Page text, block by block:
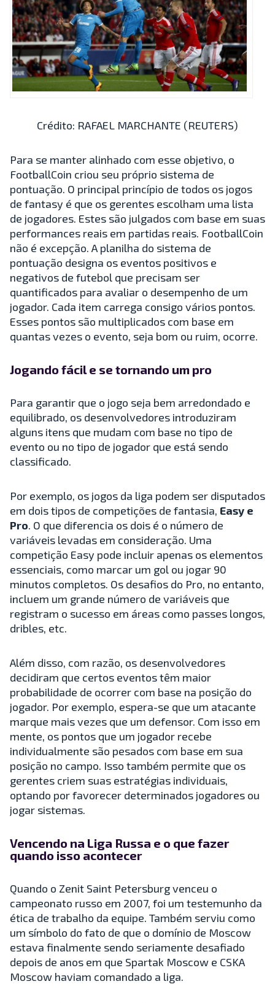
Crédito: RAFAEL MARCHANTE (REUTERS)
Para se manter alinhado com esse objetivo, o
FootballCoin criou seu próprio sistema de
pontuação. O principal princípio de todos os jogos
de fantasy é que os gerentes escolham uma lista
de jogadores. Estes são julgados com base em suas
performances reais em partidas reais. FootballCoin
não é excepção. A planilha do sistema de
pontuação designa os eventos positivos e
negativos de futebol que precisam ser
quantificados para avaliar o desempenho de um
jogador. Cada item carrega consigo vários pontos.
Esses pontos são multiplicados com base em
quantas vezes o evento, seja bom ou ruim, ocorre.
Jogando fácil e se tornando um pro
Para garantir que o jogo seja bem arredondado e
equilibrado, os desenvolvedores introduziram
alguns itens que mudam com base no tipo de
evento ou no tipo de jogador que está sendo
classificado.
Por exemplo, os jogos da liga podem ser disputados
em dois tipos de competições de fantasia, Easy e
Pro. O que diferencia os dois é o número de
variáveis levadas em consideração. Uma
competição Easy pode incluir apenas os elementos
essenciais, como marcar um gol ou jogar 90
minutos completos. Os desafios do Pro, no entanto,
incluem um grande número de variáveis que
registram o sucesso em áreas como passes longos,
dribles, etc.
Além disso, com razão, os desenvolvedores
decidiram que certos eventos têm maior
probabilidade de ocorrer com base na posição do
jogador. Por exemplo, espera-se que um atacante
marque mais vezes que um defensor. Com isso em
mente, os pontos que um jogador recebe
individualmente são pesados com base em sua
posição no campo. Isso também permite que os
gerentes criem suas estratégias individuais,
optando por favorecer determinados jogadores ou
jogar sistemas.
Vencendo na Liga Russa e o que fazer
quando isso acontecer
Quando o Zenit Saint Petersburg venceu o
campeonato russo em 2007, foi um testemunho da
ética de trabalho da equipe. Também serviu como
um símbolo do fato de que o domínio de Moscow
estava finalmente sendo seriamente desafiado
depois de anos em que Spartak Moscow e CSKA
Moscow haviam comandado a liga.